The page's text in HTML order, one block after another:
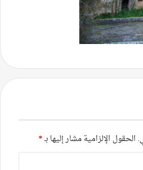
الحقول الإلزامية مشار إليها بـ*